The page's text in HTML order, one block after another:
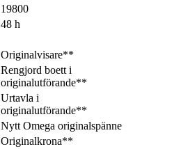
19800
48 h
Originalvisare**
Rengjord boett i
originalutförande**
Urtavla i
originalutförande**
Nytt Omega originalspänne
Originalkrona**